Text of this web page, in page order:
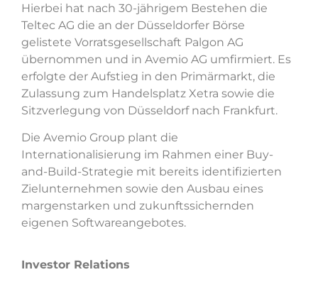
Hierbei hat nach 30-jährigem Bestehen die
Teltec AG die an der Düsseldorfer Börse
gelistete Vorratsgesellschaft Palgon AG
übernommen und in Avemio AG umfirmiert. Es
erfolgte der Aufstieg in den Primärmarkt, die
Zulassung zum Handelsplatz Xetra sowie die
Sitzverlegung von Düsseldorf nach Frankfurt.
Die Avemio Group plant die
Internationalisierung im Rahmen einer Buy-
and-Build-Strategie mit bereits identifizierten
Zielunternehmen sowie den Ausbau eines
margenstarken und zukunftssichernden
eigenen Softwareangebotes.
Investor Relations